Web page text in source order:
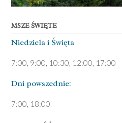
MSZE ŚWIĘTE
Niedziela ­i Święta
7:00, 9:00, 10:30, 12:00, 17:00
Dni pows­zednie:
7­:00, 18:00­